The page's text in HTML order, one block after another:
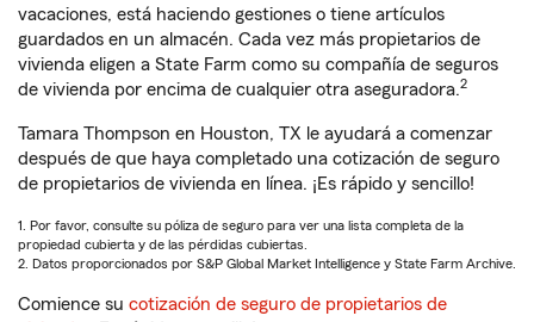
vacaciones, está haciendo gestiones o tiene artículos
guardados en un almacén. Cada vez más propietarios de
vivienda eligen a State Farm como su compañía de seguros
de vivienda por encima de cualquier otra aseguradora.2
Tamara Thompson en Houston, TX le ayudará a comenzar
después de que haya completado una cotización de seguro
de propietarios de vivienda en línea. ¡Es rápido y sencillo!
1. Por favor, consulte su póliza de seguro para ver una lista completa de la
propiedad cubierta y de las pérdidas cubiertas.
2. Datos proporcionados por S&P Global Market Intelligence y State Farm Archive.
Comience su cotización de seguro de propietarios de